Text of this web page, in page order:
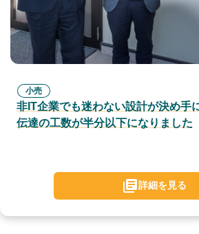
小売
非IT企業でも迷わない設計が決め手
伝達の工数が半分以下になりました
詳細を見る